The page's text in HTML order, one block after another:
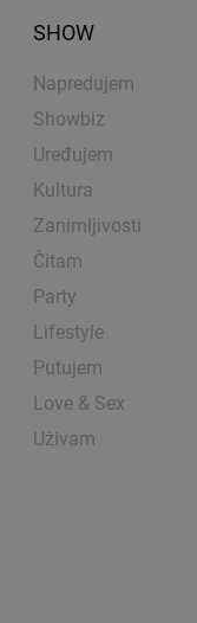
SHOW
Napredujem
Showbiz
Uređujem
Kultura
Zanimljivosti
Čitam
Party
Lifestyle
Putujem
Love & Sex
Uživam